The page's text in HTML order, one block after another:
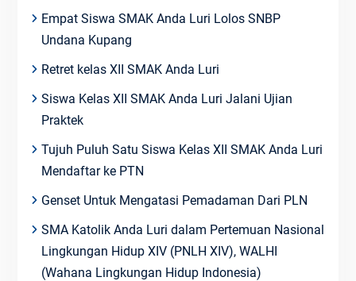
Empat Siswa SMAK Anda Luri Lolos SNBP
Undana Kupang
Retret kelas XII SMAK Anda Luri
Siswa Kelas XII SMAK Anda Luri Jalani Ujian
Praktek
Tujuh Puluh Satu Siswa Kelas XII SMAK Anda Luri
Mendaftar ke PTN
Genset Untuk Mengatasi Pemadaman Dari PLN
SMA Katolik Anda Luri dalam Pertemuan Nasional
Lingkungan Hidup XIV (PNLH XIV), WALHI
(Wahana Lingkungan Hidup Indonesia)